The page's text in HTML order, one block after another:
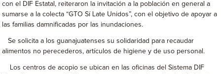
con el DIF Estatal, reiteraron la invitación a la población en general a
sumarse a la colecta “GTO Sí Late Unidos”, con el objetivo de apoyar a
las familias damnificadas por las inundaciones.
Se solicita a los guanajuatenses su solidaridad para recaudar
alimentos no perecederos, artículos de higiene y de uso personal.
Los centros de acopio se ubican en las oficinas del Sistema DIF